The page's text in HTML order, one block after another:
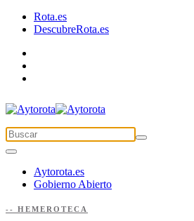
Rota.es
DescubreRota.es
Aytorota.es
Gobierno Abierto
-- HEMEROTECA